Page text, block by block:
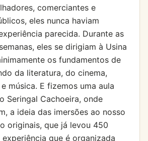
comerciantes e
eles nunca haviam
parecida. Durante as
eles se dirigiam à Usina
os fundamentos de
da literatura, do cinema,
música. E fizemos uma aula
Seringal Cachoeira, onde
a ideia das imersões ao nosso
originais, que já levou 450
experiência que é organizada